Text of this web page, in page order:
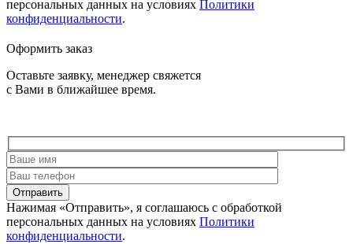
персональных данных на условиях Политики
конфиденциальности.
Оформить заказ
Оставьте заявку, менеджер свяжется
с Вами в ближайшее время.
Отправить
Нажимая «Отправить», я соглашаюсь c обработкой
персональных данных на условиях Политики
конфиденциальности.